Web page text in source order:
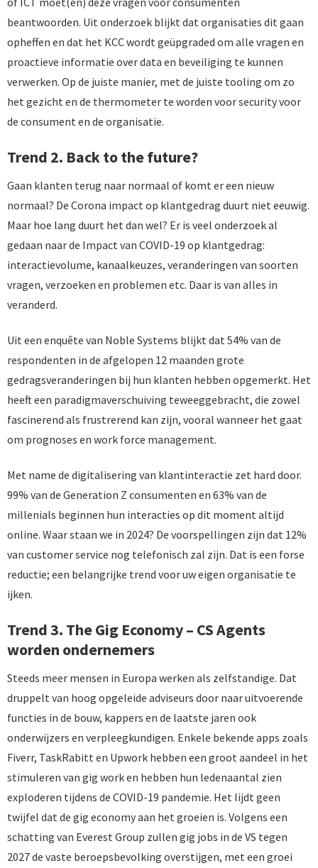
beantwoorden. Uit onderzoek blijkt dat organisaties dit gaan
opheffen en dat het KCC wordt geüpgraded om alle vragen en
proactieve informatie over data en beveiliging te kunnen
verwerken. Op de juiste manier, met de juiste tooling om zo
het gezicht en de thermometer te worden voor security voor
de consument en de organisatie.
Trend 2. Back to the future?
Gaan klanten terug naar normaal of komt er een nieuw
normaal? De Corona impact op klantgedrag duurt niet eeuwig.
Maar hoe lang duurt het dan wel? Er is veel onderzoek al
gedaan naar de Impact van COVID-19 op klantgedrag:
interactievolume, kanaalkeuzes, veranderingen van soorten
vragen, verzoeken en problemen etc. Daar is van alles in
veranderd.
Uit een enquête van Noble Systems blijkt dat 54% van de
respondenten in de afgelopen 12 maanden grote
gedragsveranderingen bij hun klanten hebben opgemerkt. Het
heeft een paradigmaverschuiving teweeggebracht, die zowel
fascinerend als frustrerend kan zijn, vooral wanneer het gaat
om prognoses en work force management.
Met name de digitalisering van klantinteractie zet hard door.
99% van de Generation Z consumenten en 63% van de
millenials beginnen hun interacties op dit moment altijd
online. Waar staan we in 2024? De voorspellingen zijn dat 12%
van customer service nog telefonisch zal zijn. Dat is een forse
reductie; een belangrijke trend voor uw eigen organisatie te
ijken.
Trend 3. The Gig Economy – CS Agents
worden ondernemers
Steeds meer mensen in Europa werken als zelfstandige. Dat
druppelt van hoog opgeleide adviseurs door naar uitvoerende
functies in de bouw, kappers en de laatste jaren ook
onderwijzers en verpleegkundigen. Enkele bekende apps zoals
Fiverr, TaskRabitt en Upwork hebben een groot aandeel in het
stimuleren van gig work en hebben hun ledenaantal zien
exploderen tijdens de COVID-19 pandemie. Het lijdt geen
twijfel dat de gig economy aan het groeien is. Volgens een
schatting van Everest Group zullen gig jobs in de VS tegen
2027 de vaste beroepsbevolking overstijgen, met een groei